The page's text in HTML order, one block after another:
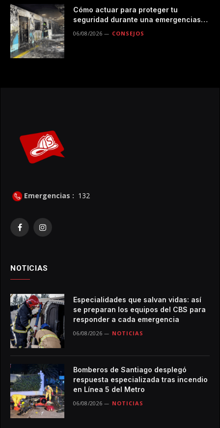
Cómo actuar para proteger tu
seguridad durante una emergencias
en el transporte público
06/08/2026 CONSEJOS
Emergencias : 132
FacebookInstagram
NOTICIAS
Especialidades que salvan vidas: así
se preparan los equipos del CBS para
responder a cada emergencia
06/08/2026 NOTICIAS
Bomberos de Santiago desplegó
respuesta especializada tras incendio
en Línea 5 del Metro
06/08/2026 NOTICIAS